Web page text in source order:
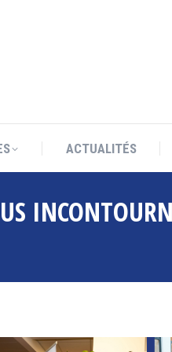
ACTUALITÉS